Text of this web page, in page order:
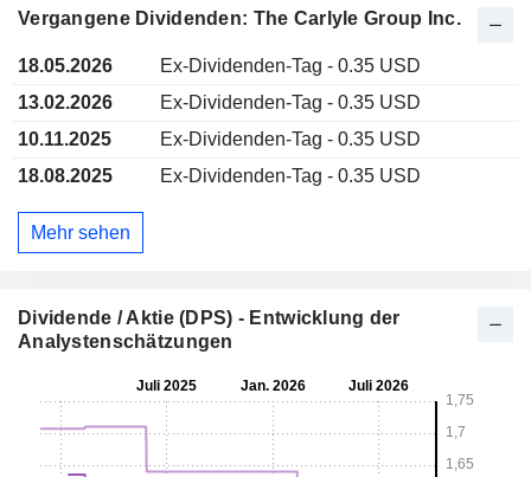
Vergangene Dividenden: The Carlyle Group Inc.
18.05.2026
Ex-Dividenden-Tag - 0.35 USD
13.02.2026
Ex-Dividenden-Tag - 0.35 USD
10.11.2025
Ex-Dividenden-Tag - 0.35 USD
18.08.2025
Ex-Dividenden-Tag - 0.35 USD
Mehr sehen
Dividende / Aktie (DPS) - Entwicklung der
Analystenschätzungen